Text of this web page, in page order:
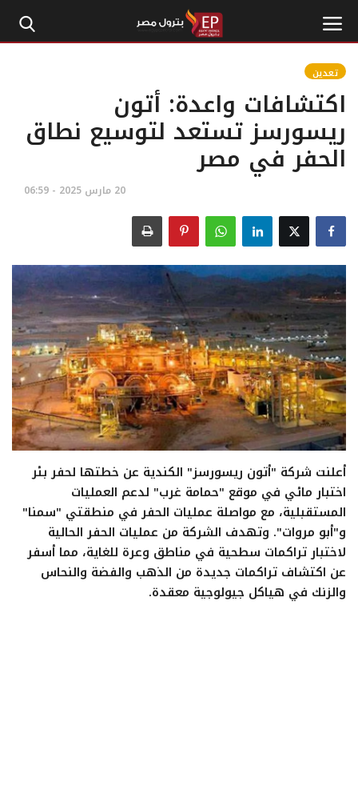
الرئيسية
إتصل بنا
أخبار مصر
اقتصاد وأموال
طاقة
غاز
تعدين
اتصالات وتكنولوجيا
شركات
فيديو وتوك شو
تقارير
مقالات
تعدين
اكتشافات واعدة: أتون
ريسورسز تستعد لتوسيع نطاق
الحفر في مصر
20 مارس 2025 - 06:59
أعلنت شركة "أتون ريسورسز" الكندية عن خطتها لحفر بئر
اختبار مائي في موقع "حمامة غرب" لدعم العمليات
المستقبلية، مع مواصلة عمليات الحفر في منطقتي "سمنا"
و"أبو مروات". وتهدف الشركة من عمليات الحفر الحالية
لاختبار تراكمات سطحية في مناطق وعرة للغاية، مما أسفر
عن اكتشاف تراكمات جديدة من الذهب والفضة والنحاس
والزنك في هياكل جيولوجية معقدة.